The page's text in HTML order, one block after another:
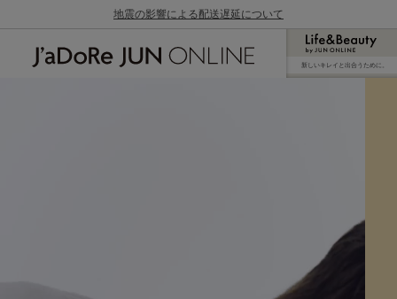
地震の影響による配送遅延について
新しいキレイと出合うために。